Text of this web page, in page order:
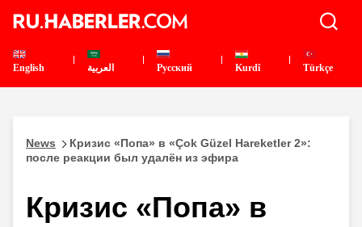
English العربية Pусский Kurdî Türkçe
News
Кризис «Попа» в «Çok Güzel Hareketler 2»:
после реакции был удалён из эфира
Кризис «Попа» в